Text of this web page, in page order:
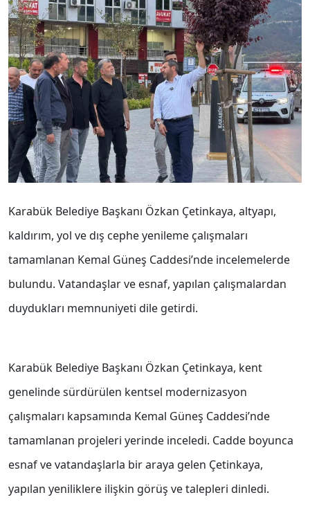
Karabük Belediye Başkanı Özkan Çetinkaya, altyapı,
kaldırım, yol ve dış cephe yenileme çalışmaları
tamamlanan Kemal Güneş Caddesi’nde incelemelerde
bulundu. Vatandaşlar ve esnaf, yapılan çalışmalardan
duydukları memnuniyeti dile getirdi.
Karabük Belediye Başkanı Özkan Çetinkaya, kent
genelinde sürdürülen kentsel modernizasyon
çalışmaları kapsamında Kemal Güneş Caddesi’nde
tamamlanan projeleri yerinde inceledi. Cadde boyunca
esnaf ve vatandaşlarla bir araya gelen Çetinkaya,
yapılan yeniliklere ilişkin görüş ve talepleri dinledi.